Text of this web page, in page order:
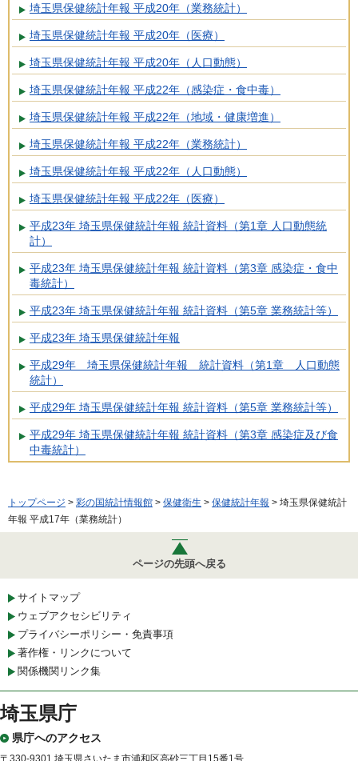
埼玉県保健統計年報 平成20年（業務統計）
埼玉県保健統計年報 平成20年（医療）
埼玉県保健統計年報 平成20年（人口動態）
埼玉県保健統計年報 平成22年（感染症・食中毒）
埼玉県保健統計年報 平成22年（地域・健康増進）
埼玉県保健統計年報 平成22年（業務統計）
埼玉県保健統計年報 平成22年（人口動態）
埼玉県保健統計年報 平成22年（医療）
平成23年 埼玉県保健統計年報 統計資料（第1章 人口動態統
計）
平成23年 埼玉県保健統計年報 統計資料（第3章 感染症・食中
毒統計）
平成23年 埼玉県保健統計年報 統計資料（第5章 業務統計等）
平成23年 埼玉県保健統計年報
平成29年 埼玉県保健統計年報 統計資料（第1章 人口動態
統計）
平成29年 埼玉県保健統計年報 統計資料（第5章 業務統計等）
平成29年 埼玉県保健統計年報 統計資料（第3章 感染症及び食
中毒統計）
トップページ > 彩の国統計情報館 > 保健衛生 > 保健統計年報 > 埼玉県保健統計
年報 平成17年（業務統計）
ページの先頭へ戻る
サイトマップ
ウェブアクセシビリティ
プライバシーポリシー・免責事項
著作権・リンクについて
関係機関リンク集
埼玉県庁
県庁へのアクセス
〒330-9301 埼玉県さいたま市浦和区高砂三丁目15番1号